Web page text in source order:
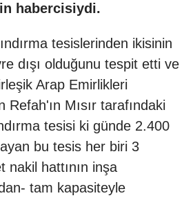
habercisiydi.
tesislerinden ikisinin
dışı olduğunu tespit etti ve
Arap Emirlikleri
Refah'ın Mısır tarafındaki
tesisi ki günde 2.400
bu tesis her biri 3
nakil hattının inşa
tam kapasiteyle